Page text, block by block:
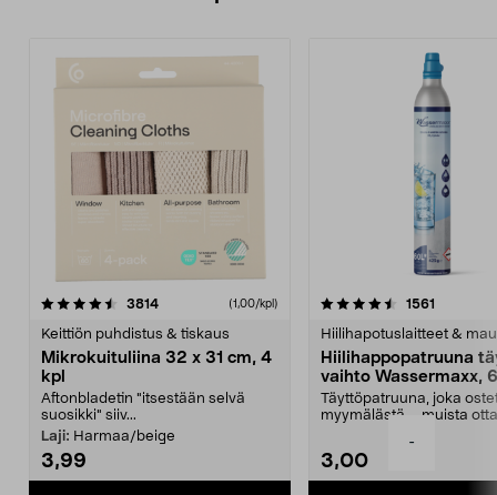
-
3814arvostelut (1,00/kpl)
Keittiön puhdistus & tiskaus
Mikrokuituliina 32 x 31 cm, 4
kpl
Aftonbladetin "itsestään selvä
suosikki" siiv...
Laji: Harmaa/beige
3,99
4.5viidestä
1561
Hiilihapotuslaitteet &
Hiilihappopatruuna
vaihto Wassermaxx,
Täyttöpatruuna, joka
myymälästä – muista
3,00
4.5viidestä